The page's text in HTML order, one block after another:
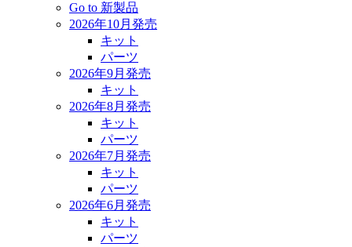
Go to 新製品
2026年10月発売
キット
パーツ
2026年9月発売
キット
2026年8月発売
キット
パーツ
2026年7月発売
キット
パーツ
2026年6月発売
キット
パーツ